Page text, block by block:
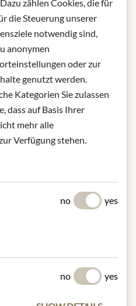
enthusiasts
Sauce
dry and protected
after opening.
Ranch Mart
dass das
der Abbildung
oil, water, eggs,
zählen Cookies, die für
die Steuerung unserer
notwendig sind,
anonymen
oder zur
genutzt werden.
Kategorien Sie zulassen
dass auf Basis Ihrer
mehr alle
Verfügung stehen.
no yes
no yes